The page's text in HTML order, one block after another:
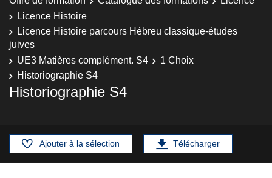
Licence Histoire
Licence Histoire parcours Hébreu classique-études
juives
UE3 Matières complément. S4
1 Choix
Historiographie S4
Historiographie S4
Ajouter à la sélection Télécharger